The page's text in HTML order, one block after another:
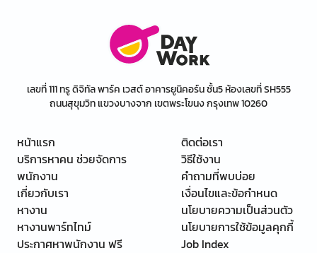
เลขที่ 111 ทรู ดิจิทัล พาร์ค เวสต์ อาคารยูนิคอร์น ชั้น5 ห้องเลขที่ SH555
ถนนสุขุมวิท แขวงบางจาก เขตพระโขนง กรุงเทพ 10260
หน้าแรก
บริการหาคน ช่วยจัดการ
พนักงาน
เกี่ยวกับเรา
หางาน
หางานพาร์ทไทม์
ประกาศหาพนักงาน ฟรี
ติดต่อเรา
วิธีใช้งาน
คำถามที่พบบ่อย
เงื่อนไขและข้อกำหนด
นโยบายความเป็นส่วนตัว
นโยบายการใช้ข้อมูลคุกกี้
Job Index